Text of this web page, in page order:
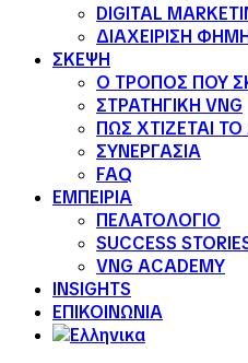
DIGITAL
ΔΙΑΧΕΙΡΙΣΗ
ΣΚΕΨΗ
Ο ΤΡΟΠΟΣ ΠΟΥ
ΣΤΡΑΤΗΓΙΚΗ VNG
ΠΩΣ ΧΤΙΖΕΤΑΙ ΤΟ
ΣΥΝΕΡΓΑΣΙΑ
FAQ
ΕΜΠΕΙΡΙΑ
ΠΕΛΑΤΟΛΟΓΙΟ
SUCCESS
VNG ACADEMY
INSIGHTS
ΕΠΙΚΟΙΝΩΝΙΑ